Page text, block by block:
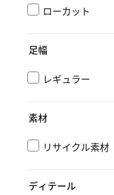
ローカット
足幅
レギュラー
素材
リサイクル素材
ディテール